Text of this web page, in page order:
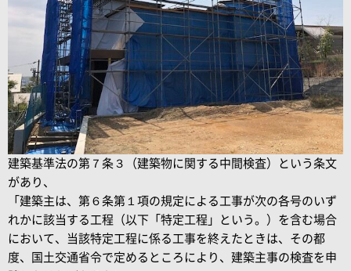
建築基準法の第７条３（建築物に関する中間検査）という条文
があり、
「建築主は、第６条第１項の規定による工事が次の各号のいず
れかに該当する工程（以下「特定工程」という。）を含む場合
において、当該特定工程に係る工事を終えたときは、その都
度、国土交通省令で定めるところにより、建築主事の検査を申